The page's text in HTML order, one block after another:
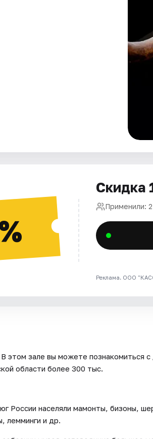
Скидка
Применили:
Реклама. ООО
этом зале вы можете познакомиться
области более 300 тыс.
России населяли мамонты, бизоны,
лемминги и др.